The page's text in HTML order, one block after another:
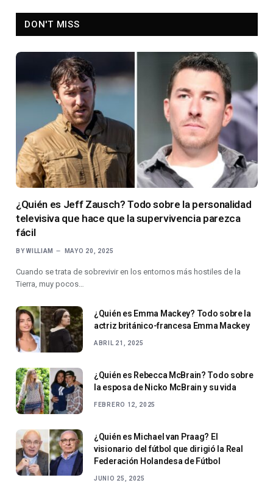
DON'T MISS
¿Quién es Jeff Zausch? Todo sobre la personalidad
televisiva que hace que la supervivencia parezca
fácil
BY WILLIAM MAYO 20, 2025
Cuando se trata de sobrevivir en los entornos más hostiles de la
Tierra, muy pocos…
¿Quién es Emma Mackey? Todo sobre la
actriz británico-francesa Emma Mackey
ABRIL 21, 2025
¿Quién es Rebecca McBrain? Todo sobre
la esposa de Nicko McBrain y su vida
FEBRERO 12, 2025
¿Quién es Michael van Praag? El
visionario del fútbol que dirigió la Real
Federación Holandesa de Fútbol
JUNIO 25, 2025